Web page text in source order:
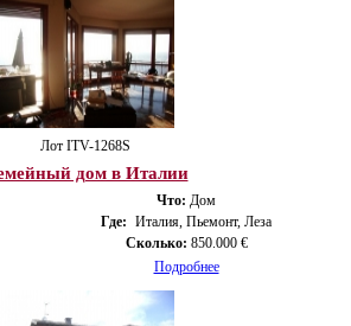
Лот ITV-1268S
дом в Италии
Что: Дом
Где: Италия, Пьемонт, Леза
Сколько: 850.000 €
Подробнее